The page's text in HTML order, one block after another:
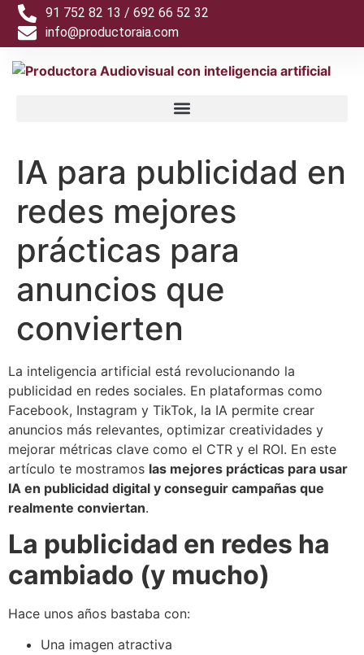
91 752 82 13 / 692 66 52 32
info@productoraia.com
IA para publicidad en
redes mejores
prácticas para
anuncios que
convierten
La inteligencia artificial está revolucionando la
publicidad en redes sociales. En plataformas como
Facebook, Instagram y TikTok, la IA permite crear
anuncios más relevantes, optimizar creatividades y
mejorar métricas clave como el CTR y el ROI. En este
artículo te mostramos las mejores prácticas para usar
IA en publicidad digital y conseguir campañas que
realmente conviertan.
La publicidad en redes ha
cambiado (y mucho)
Hace unos años bastaba con:
Una imagen atractiva